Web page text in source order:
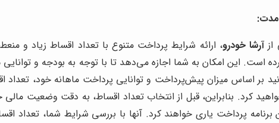
ازآرشا خودرو، ارائه شرایط پرداخت متنوع با تعداد اقساط زیاد و
است. این امکان به شما اجازه می‌دهد تا با توجه به بودجه و
بر اساس میزان پیش‌پرداخت و توانایی پرداخت ماهانه خود،
کرد. بنابراین، قبل از انتخاب تعداد اقساط، به دقت وضعیت مالی
پرداخت یاری خواهند کرد. آنها با بررسی شرایط شما، تعداد